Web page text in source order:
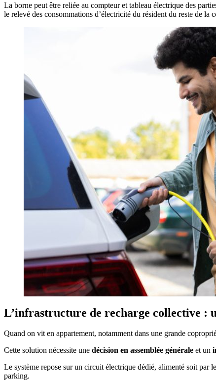
La borne peut être reliée au compteur et tableau électrique des
le relevé des consommations d’électricité du résident du reste de la
L’infrastructure de recharge collective :
Quand on vit en appartement, notamment dans une grande
Cette solution nécessite une décision en assemblée générale et un
Le système repose sur un circuit électrique dédié, alimenté soit par
parking.